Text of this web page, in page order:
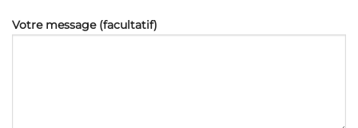
Votre message (facultatif)